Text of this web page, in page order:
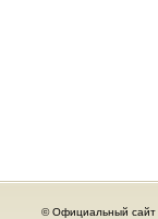
© Официальный сайт